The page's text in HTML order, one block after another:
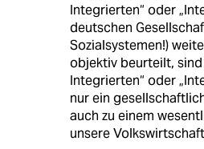
Integrierten“ oder
deutschen
Sozialsystemen!)
objektiv beurteilt, sind
Integrierten“ oder
nur ein
auch zu einem
unsere